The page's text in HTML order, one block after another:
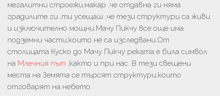
мегалитни строежи,макар ,че отдавна ги няма
градилите ги ,ти усещаш ,че тези структури са живи
и изключително мощни.Мачу Пикчу все още има
подземни части,които не са изследвани.От
столицата Куско до Мачу Пикчу реката е била символ
на Млечния път ,както и при нас. В тези свещени
места на Земята се търсят структури,които
отговарят на небето.